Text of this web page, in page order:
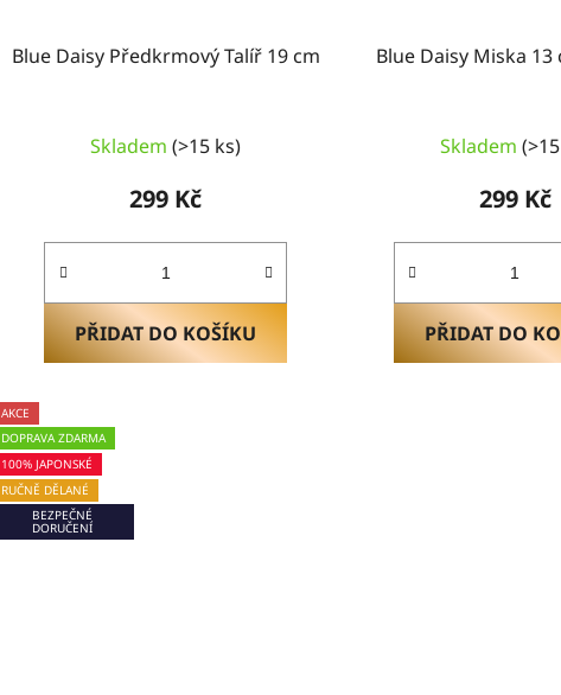
Blue Daisy Předkrmový Talíř 19 cm
Skladem(>15 ks)
299 Kč
PŘIDAT DO KOŠÍKU
Blue Daisy Miska 13
Skladem
299 Kč
PŘIDAT DO
AKCE
DOPRAVA ZDARMA
100% JAPONSKÉ
RUČNĚ DĚLANÉ
BEZPEČNÉ
DORUČENÍ